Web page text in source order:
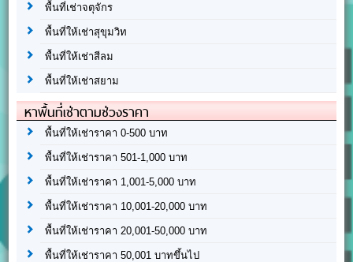
พื้นที่เช่าจตุจักร
พื้นที่ให้เช่าสุขุมวิท
พื้นที่ให้เช่าสีลม
พื้นที่ให้เช่าสยาม
หาพื้นที่เช่าตามช่วงราคา
พื้นที่ให้เช่าราคา 0-500 บาท
พื้นที่ให้เช่าราคา 501-1,000 บาท
พื้นที่ให้เช่าราคา 1,001-5,000 บาท
พื้นที่ให้เช่าราคา 10,001-20,000 บาท
พื้นที่ให้เช่าราคา 20,001-50,000 บาท
พื้นที่ให้เช่าราคา 50,001 บาทขึ้นไป